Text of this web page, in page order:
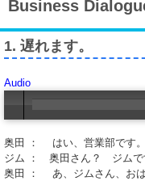
Business
1. 遅れます。
Audio
奥田 ： はい、営業部です。
ジム ： 奥田さん？ ジムで
奥田 ： あ、ジムさん、おは